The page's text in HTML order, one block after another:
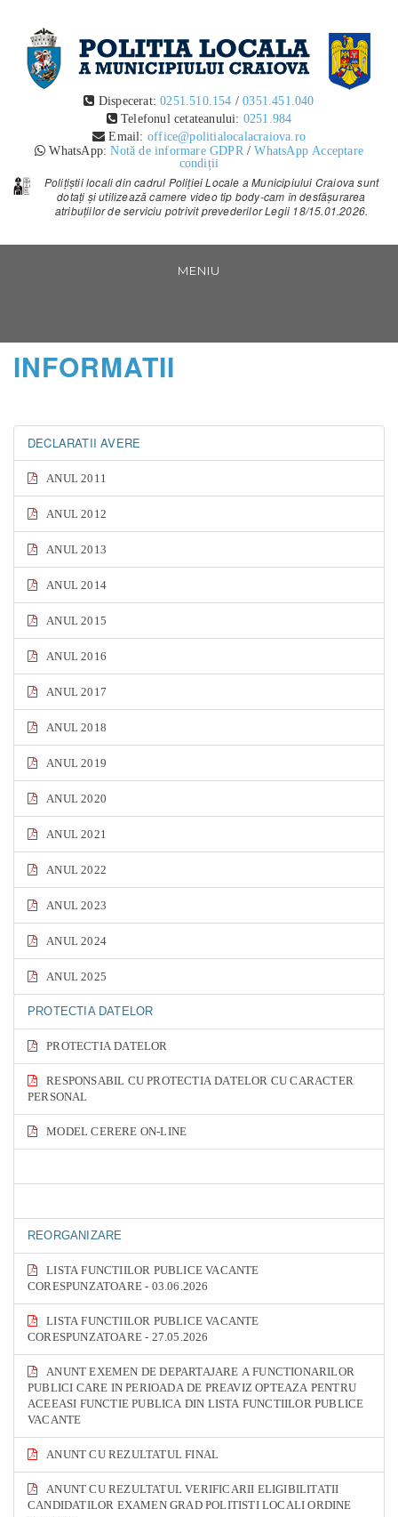
POLITIA LOCALA CRAIOVA
POLITIA LOCALA CRAIOVA TEXT
Dispecerat:0251.510.154 /0351.451.040
Telefonul cetateanului: 0251.984
Email: office@politialocalacraiova.ro
WhatsApp:Notă de informare GDPR /WhatsApp Acceptare
condiții
Polițiștii locali din cadrul Poliției Locale a Municipiului Craiova sunt
dotați și utilizează camere video tip body-cam în desfășurarea
atribuțiilor de serviciu potrivit prevederilor Legii 18/15.01.2026.
MENIU
INFORMATII
DECLARATII AVERE
ANUL 2011
ANUL 2012
ANUL 2013
ANUL 2014
ANUL 2015
ANUL 2016
ANUL 2017
ANUL 2018
ANUL 2019
ANUL 2020
ANUL 2021
ANUL 2022
ANUL 2023
ANUL 2024
ANUL 2025
PROTECTIA DATELOR
PROTECTIA DATELOR
RESPONSABIL CU PROTECTIA DATELOR CU CARACTER
PERSONAL
MODEL CERERE ON-LINE
REORGANIZARE
LISTA FUNCTIILOR PUBLICE VACANTE
CORESPUNZATOARE - 03.06.2026
LISTA FUNCTIILOR PUBLICE VACANTE
CORESPUNZATOARE - 27.05.2026
ANUNT EXEMEN DE DEPARTAJARE A FUNCTIONARILOR
PUBLICI CARE IN PERIOADA DE PREAVIZ OPTEAZA PENTRU
ACEEASI FUNCTIE PUBLICA DIN LISTA FUNCTIILOR PUBLICE
VACANTE
ANUNT CU REZULTATUL FINAL
ANUNT CU REZULTATUL VERIFICARII ELIGIBILITATII
CANDIDATILOR EXAMEN GRAD POLITISTI LOCALI ORDINE